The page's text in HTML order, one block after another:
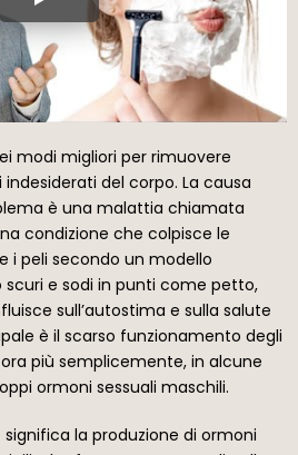
modi migliori per rimuovere
del corpo. La causa
è una malattia chiamata
condizione che colpisce le
i peli secondo un modello
scuri e sodi in punti come petto,
sull’autostima e sulla salute
è il scarso funzionamento degli
più semplicemente, in alcune
ormoni sessuali maschili.
la produzione di ormoni